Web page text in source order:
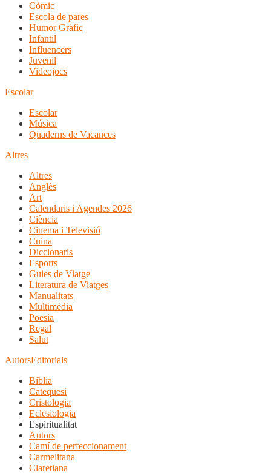
Còmic
Escola de pares
Humor Gràfic
Infantil
Influencers
Juvenil
Videojocs
Escolar
Escolar
Música
Quaderns de Vacances
Altres
Altres
Anglès
Art
Calendaris i Agendes 2026
Ciència
Cinema i Televisió
Cuina
Diccionaris
Esports
Guies de Viatge
Literatura de Viatges
Manualitats
Multimèdia
Poesia
Regal
Salut
AutorsEditorials
Bíblia
Catequesi
Cristologia
Eclesiologia
Espiritualitat
Autors
Camí de perfeccionament
Carmelitana
Claretiana